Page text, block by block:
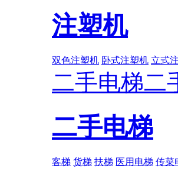
注塑机
双色注塑机 卧式注塑机 立式
二手电梯二
二手电梯
客梯 货梯 扶梯 医用电梯 传菜